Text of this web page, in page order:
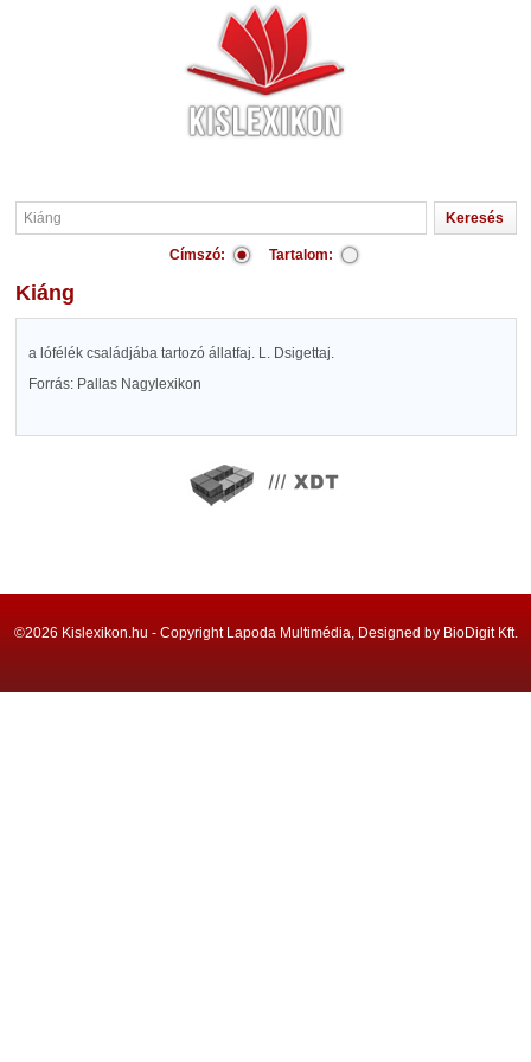
Címszó: Tartalom:
Kiáng
a lófélék családjába tartozó állatfaj. L. Dsigettaj.
Forrás: Pallas Nagylexikon
©2026 Kislexikon.hu - Copyright Lapoda Multimédia, Designed by BioDigit Kft.